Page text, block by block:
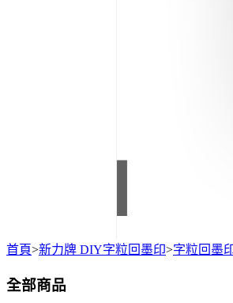
首頁>新力牌 DIY字粒回墨印>字粒回墨
全部商品